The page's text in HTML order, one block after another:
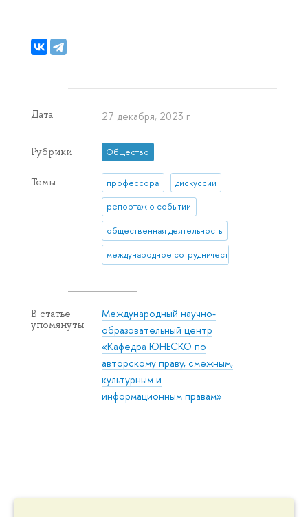
Дата 27 декабря, 2023 г.
Рубрики Общество
Темы профессора дискуссии
репортаж о событии
общественная деятельность
международное сотрудничество
В статье
упомянуты
Международный научно-
образовательный центр
«Кафедра ЮНЕСКО по
авторскому праву, смежным,
культурным и
информационным правам»